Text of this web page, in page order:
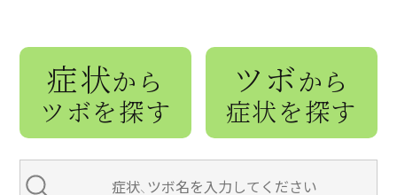
症状から
ツボを探す
ツボから
症状を探す